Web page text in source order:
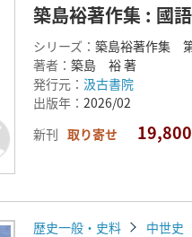
築島裕著作集 : 國
シリーズ： 築島裕著作集
著者： 築島 裕 著
発行元： 汲古書院
出版年： 2026/02
新刊 取り寄せ
歴史一般・史料 中世史